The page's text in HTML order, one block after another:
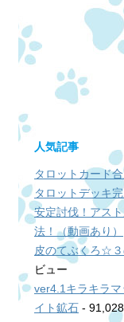
人気記事
タロットカード合
タロットデッキ
安定討伐！アス
法！（動画あり）
皮のてぶくろ☆
ビュー
ver4.1キラキラ
イト鉱石 -